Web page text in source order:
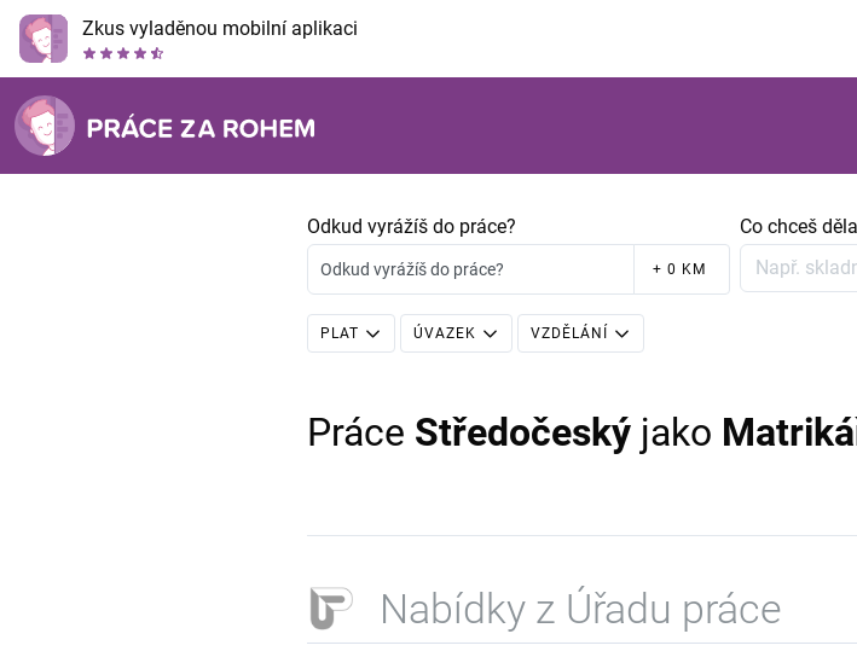
Zkus vyladěnou mobilní aplikaci
Odkud vyrážíš do práce?
Odkud vyrážíš do práce? + 0 KM
Co chceš
PLAT ÚVAZEK VZDĚLÁNÍ
Práce Středočeský jako
Nabídky z Úřadu práce